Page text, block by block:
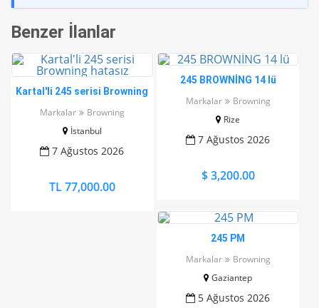
Benzer İlanlar
Kartal'li 245 serisi Browning
Markalar
Browning
İstanbul
7 Ağustos 2026
TL 77,000.00
245 BROWNİNG 14 lü
Markalar
Browning
Rize
7 Ağustos 2026
$ 3,200.00
245 PM
Markalar
Browning
Gaziantep
5 Ağustos 2026